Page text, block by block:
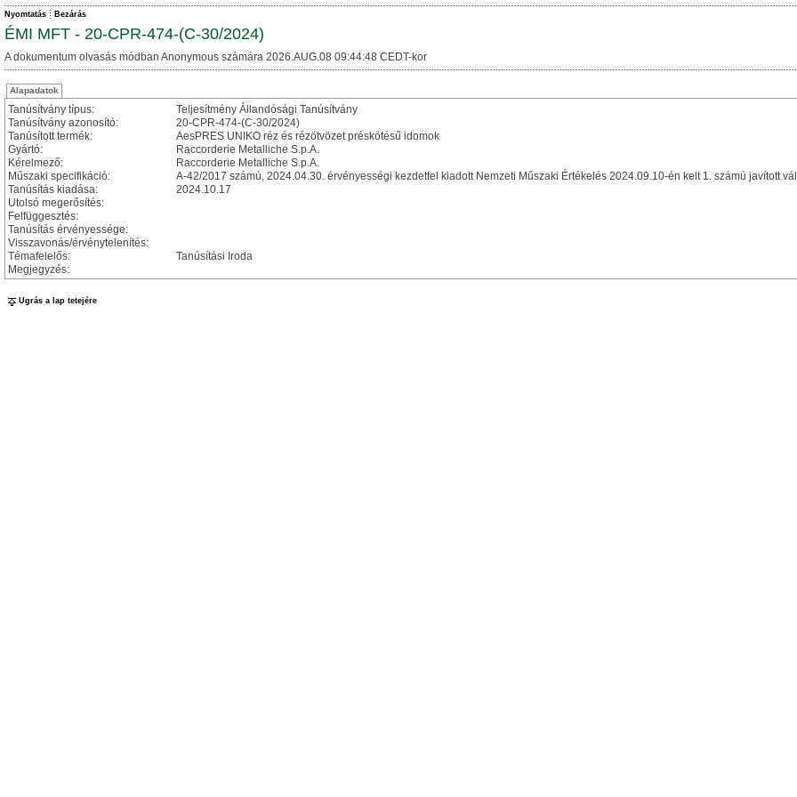
Nyomtatás Bezárás
ÉMI MFT - 20-CPR-474-(C-30/2024)
A dokumentum olvasás módban Anonymous számára 2026.AUG.08 09:44:48 CEDT-kor
Alapadatok
Tanúsítvány típus:
Teljesítmény Állandósági Tanúsítvány
Tanúsítvány azonosító:
20-CPR-474-(C-30/2024)
Tanúsított termék:
AesPRES UNIKO réz és rézötvözet préskötésű idomok
Gyártó:
Raccorderie Metalliche S.p.A.
Kérelmező:
Raccorderie Metalliche S.p.A.
Műszaki specifikáció:
A-42/2017 számú, 2024.04.30. érvényességi kezdettel kiadott Nemzeti Műszaki Értékelés 2024.09.10-én kelt 1. számú javított
Tanúsítás kiadása:
2024.10.17
Utolsó megerősítés:
Felfüggesztés:
Tanúsítás érvényessége:
Visszavonás/érvénytelenítés:
Témafelelős:
Tanúsítási Iroda
Megjegyzés:
Ugrás a lap tetejére